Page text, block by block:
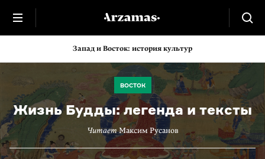
Запад и Восток: история культур
ВОСТОК
Жизнь Будды: легенда и тексты
ЧитаетМаксим Русанов